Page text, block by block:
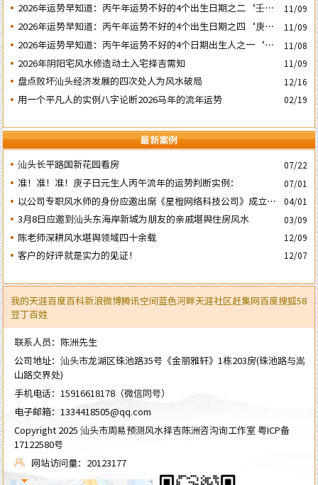
2026年运势早知道：丙午年运势不好的4个出生日期之二‘壬子’
日
11/09
2026年运势早知道：丙午年运势不好的4个出生日期之四‘庚子’
日
11/09
2026年运势早知道：丙午年运势不好的4个日期出生人之一‘戊
子’ 日
11/08
2026年阴阳宅风水修造动土入宅择吉需知 11/09
盘点败坏汕头经济发展的四次处人为风水破局 12/16
用一个平凡人的实例八字论断2026马年的流年运势 02/19
最新案例
汕头长平路国新花园看房
07/22
准！准！准！庚子日元生人丙午流年的运势判断实例： 07/01
以公司专职风水师的身份应邀出席《星橙网络科技公司》成立5
周年庆典
04/01
3月8日应邀到汕头东海岸新城为朋友的亲戚堪舆住房风水 03/09
陈老师深耕风水堪舆领域四十余载 12/09
客户的好评就是实力的见证！ 12/07
我的天涯百度百科新浪微博腾讯空间蓝色河畔天涯社区赶集网百度搜狐58
豆丁百姓
联系人员：陈洲先生
公司地址：汕头市龙湖区珠池路35号《金丽雅轩》1栋203房(珠池路与嵩
山路交界处)
手机电话： 15916618178 （微信同号）
电子邮箱： 1334418505@qq.com
Copyright 2025 汕头市周易预测风水择吉陈洲咨沟询工作室粤ICP备
17122580号
网站访问量：20123177